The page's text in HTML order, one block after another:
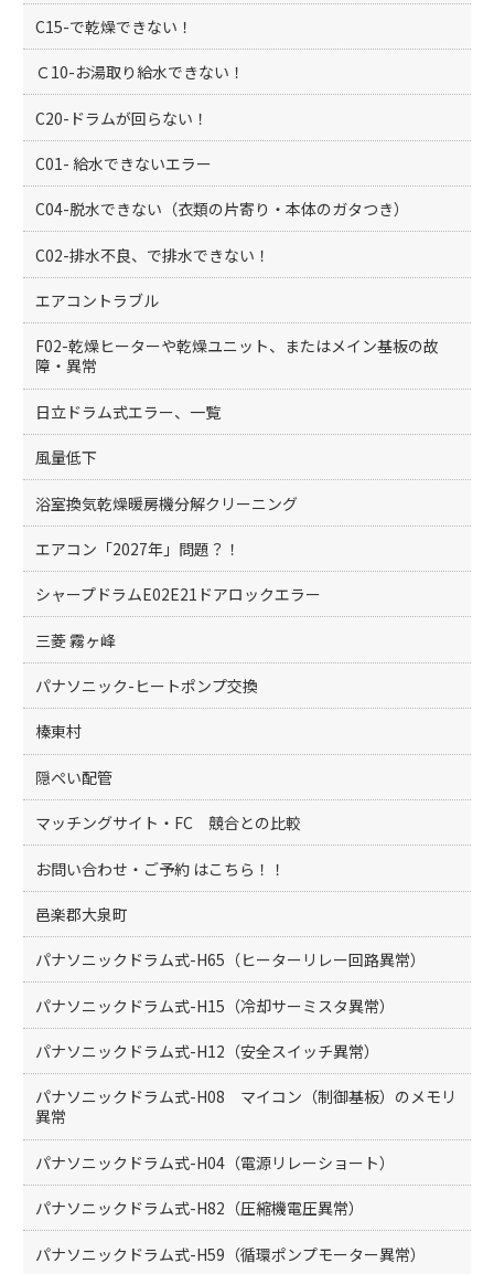
C15-で乾燥できない！
Ｃ10-お湯取り給水できない！
C20-ドラムが回らない！
C01- 給水できないエラー
C04-脱水できない（衣類の片寄り・本体のガタつき）
C02-排水不良、で排水できない！
エアコントラブル
F02-乾燥ヒーターや乾燥ユニット、またはメイン基板の故
障・異常
日立ドラム式エラー、一覧
風量低下
浴室換気乾燥暖房機分解クリーニング
エアコン「2027年」問題？！
シャープドラムE02E21ドアロックエラー
三菱 霧ヶ峰
パナソニック-ヒートポンプ交換
榛東村
隠ぺい配管
マッチングサイト・FC 競合との比較
お問い合わせ・ご予約 はこちら！！
邑楽郡大泉町
パナソニックドラム式-H65（ヒーターリレー回路異常）
パナソニックドラム式-H15（冷却サーミスタ異常）
パナソニックドラム式-H12（安全スイッチ異常）
パナソニックドラム式-H08 マイコン（制御基板）のメモリ
異常
パナソニックドラム式-H04（電源リレーショート）
パナソニックドラム式-H82（圧縮機電圧異常）
パナソニックドラム式-H59（循環ポンプモーター異常）